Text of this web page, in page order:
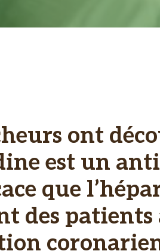
ont
est un
que
des